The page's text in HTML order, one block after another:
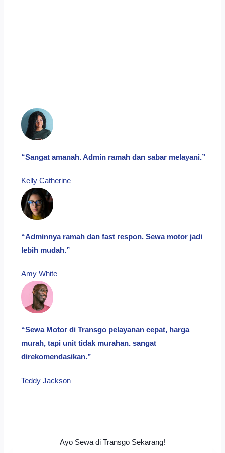
“Sangat amanah. Admin ramah dan sabar melayani.”
Kelly Catherine​
“Adminnya ramah dan fast respon. Sewa motor jadi
lebih mudah.”
Amy White​
“Sewa Motor di Transgo pelayanan cepat, harga
murah, tapi unit tidak murahan. sangat
direkomendasikan.”
Teddy Jackson​
Ayo Sewa di Transgo Sekarang!